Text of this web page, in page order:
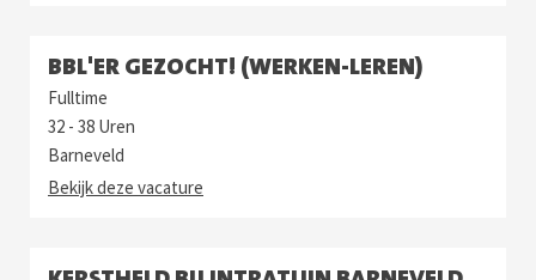
BBL'ER GEZOCHT! (WERKEN-LEREN)
Fulltime
32 - 38 Uren
Barneveld
Bekijk deze vacature